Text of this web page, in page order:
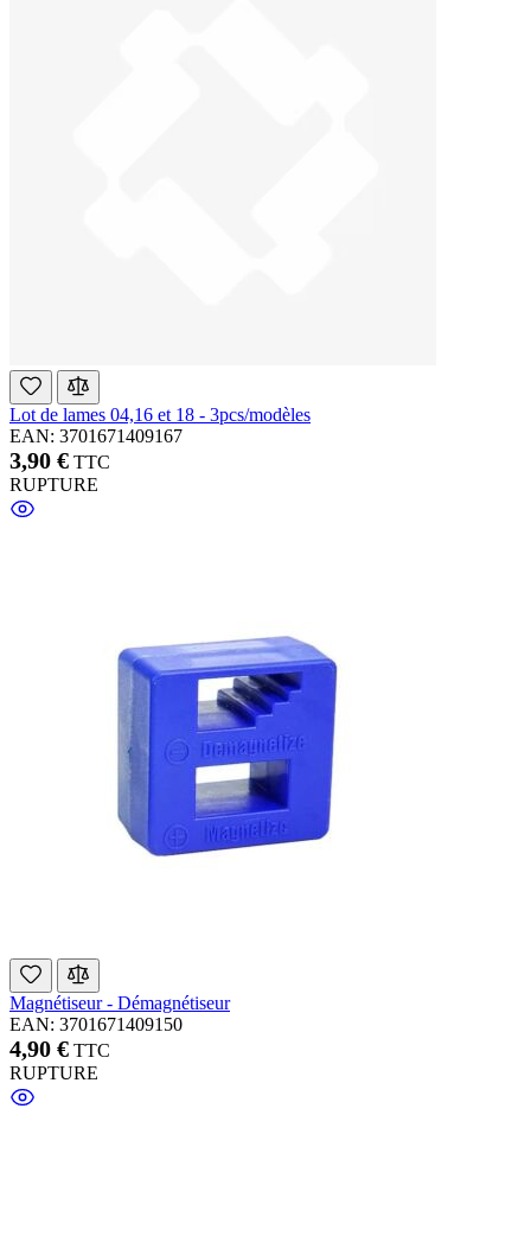
Lot de lames 04,16 et 18 - 3pcs/modèles
EAN: 3701671409167
3,90 € TTC
RUPTURE
Magnétiseur - Démagnétiseur
EAN: 3701671409150
4,90 € TTC
RUPTURE